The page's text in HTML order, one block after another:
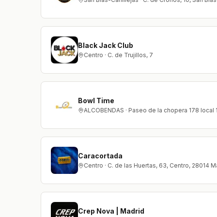
Black Jack Club
Centro · C. de Trujillos, 7
Bowl Time
ALCOBENDAS · Paseo de la chopera 178 local
Caracortada
Centro · C. de las Huertas, 63, Centro, 28014
Crep Nova | Madrid